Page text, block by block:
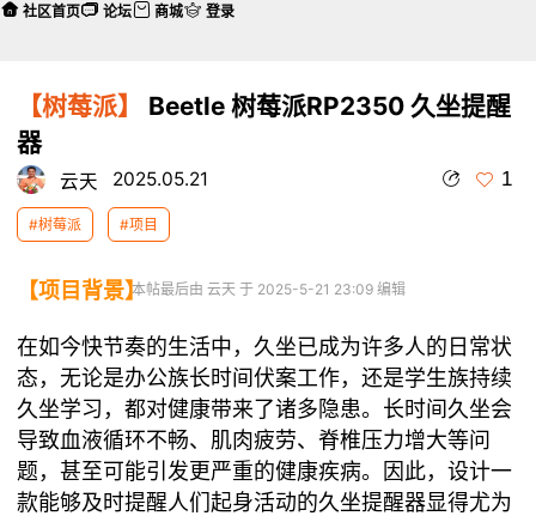
【树莓派】
Beetle 树莓派RP2350 久坐提醒
器
云天 2025.05.21 1
#树莓派 #项目
本帖最后由 云天 于 2025-5-21 23:09 编辑
【项目背景】
在如今快节奏的生活中，久坐已成为许多人的日常状
态，无论是办公族长时间伏案工作，还是学生族持续
久坐学习，都对健康带来了诸多隐患。长时间久坐会
导致血液循环不畅、肌肉疲劳、脊椎压力增大等问
题，甚至可能引发更严重的健康疾病。因此，设计一
款能够及时提醒人们起身活动的久坐提醒器显得尤为
社区首页 论坛 商城 登录